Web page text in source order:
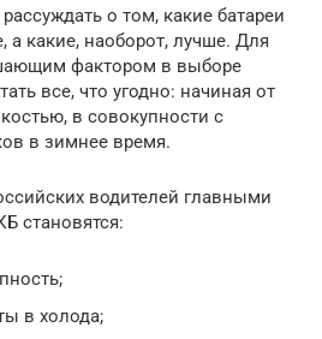
о том, какие батареи
а какие, наоборот, лучше. Для
фактором в выборе
все, что угодно: начиная от
в совокупности с
в зимнее время.
водителей главными
становятся:
в холода;